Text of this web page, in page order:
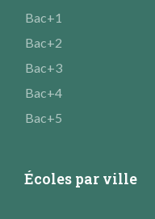
Bac+1
Bac+2
Bac+3
Bac+4
Bac+5
Écoles par ville